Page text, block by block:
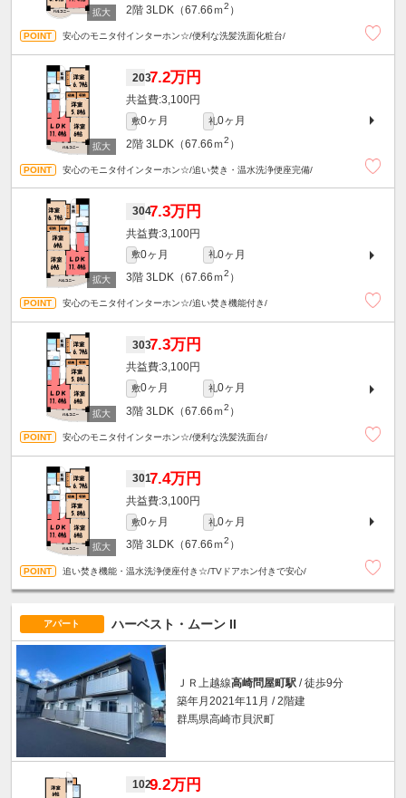
2階 3LDK（67.66ｍ2 ）
安心のモニタ付インターホン☆/便利な洗髪洗面化粧台/
2037.2万円
3,100円
敷0ヶ月 礼0ヶ月
2階 3LDK（67.66ｍ2 ）
安心のモニタ付インターホン☆/追い焚き・温水洗浄便座完備/
3047.3万円
3,100円
敷0ヶ月 礼0ヶ月
3階 3LDK（67.66ｍ2 ）
安心のモニタ付インターホン☆/追い焚き機能付き/
3037.3万円
3,100円
敷0ヶ月 礼0ヶ月
3階 3LDK（67.66ｍ2 ）
安心のモニタ付インターホン☆/便利な洗髪洗面台/
3017.4万円
3,100円
敷0ヶ月 礼0ヶ月
3階 3LDK（67.66ｍ2 ）
追い焚き機能・温水洗浄便座付き☆/TVドアホン付きで安心/
アパート ハーベスト・ムーン II
ＪＲ上越線高崎問屋町駅 / 徒歩9分
築年月2021年11月 / 2階建
群馬県高崎市貝沢町
1029.2万円